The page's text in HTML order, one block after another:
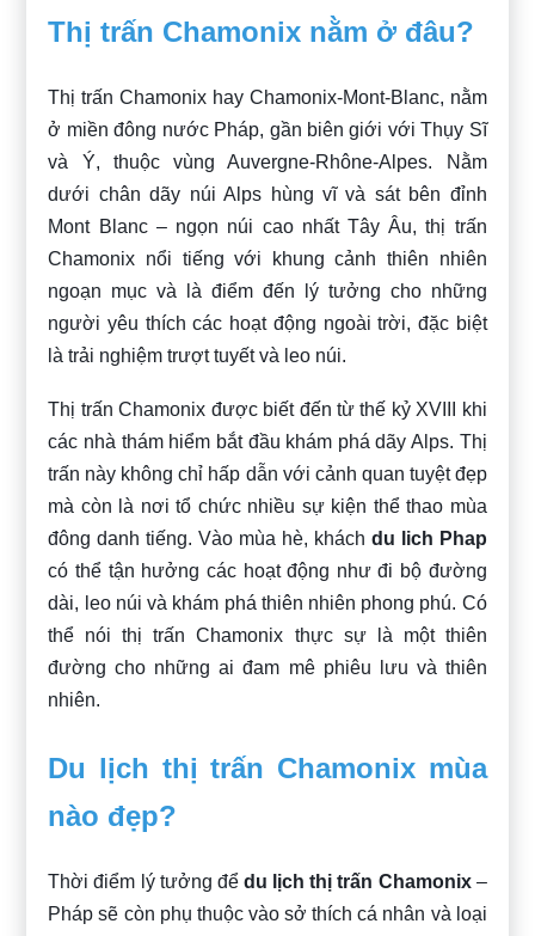
Thị trấn Chamonix nằm ở đâu?
Thị trấn Chamonix hay Chamonix-Mont-Blanc, nằm
ở miền đông nước Pháp, gần biên giới với Thụy Sĩ
và Ý, thuộc vùng Auvergne-Rhône-Alpes. Nằm
dưới chân dãy núi Alps hùng vĩ và sát bên đỉnh
Mont Blanc – ngọn núi cao nhất Tây Âu, thị trấn
Chamonix nổi tiếng với khung cảnh thiên nhiên
ngoạn mục và là điểm đến lý tưởng cho những
người yêu thích các hoạt động ngoài trời, đặc biệt
là trải nghiệm trượt tuyết và leo núi.
Thị trấn Chamonix được biết đến từ thế kỷ XVIII khi
các nhà thám hiểm bắt đầu khám phá dãy Alps. Thị
trấn này không chỉ hấp dẫn với cảnh quan tuyệt đẹp
mà còn là nơi tổ chức nhiều sự kiện thể thao mùa
đông danh tiếng. Vào mùa hè, khách du lich Phap
có thể tận hưởng các hoạt động như đi bộ đường
dài, leo núi và khám phá thiên nhiên phong phú. Có
thể nói thị trấn Chamonix thực sự là một thiên
đường cho những ai đam mê phiêu lưu và thiên
nhiên.
Du lịch thị trấn Chamonix mùa
nào đẹp?
Thời điểm lý tưởng để du lịch thị trấn Chamonix–
Pháp sẽ còn phụ thuộc vào sở thích cá nhân và loại